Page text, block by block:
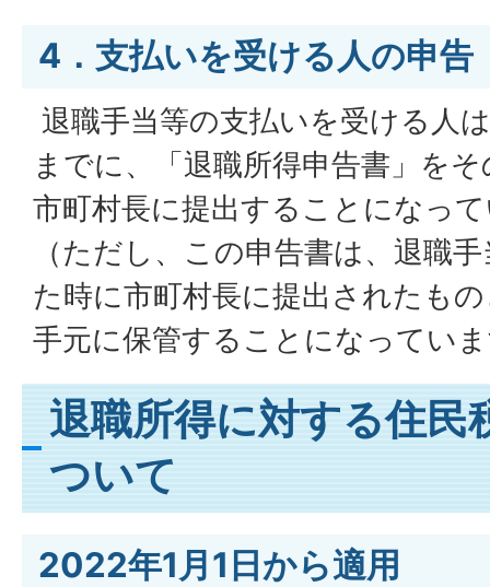
4．支払いを受ける人の申告
退職手当等の支払いを受ける人
までに、「退職所得申告書」を
市町村長に提出することになっ
（ただし、この申告書は、退職
た時に市町村長に提出されたも
手元に保管することになってい
退職所得に対する住民
ついて
2022年1月1日から適用